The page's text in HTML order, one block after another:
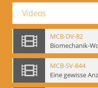
Videos
MCB-DV-82
MCB-SV-844